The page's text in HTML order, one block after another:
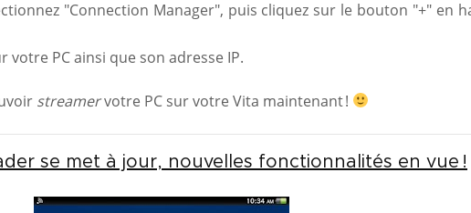
"Connection Manager", puis cliquez sur le bouton "+" en
votre PC ainsi que son adresse IP.
streamervotre PC sur votre Vita maintenant !
se met à jour, nouvelles fonctionnalités en vue !